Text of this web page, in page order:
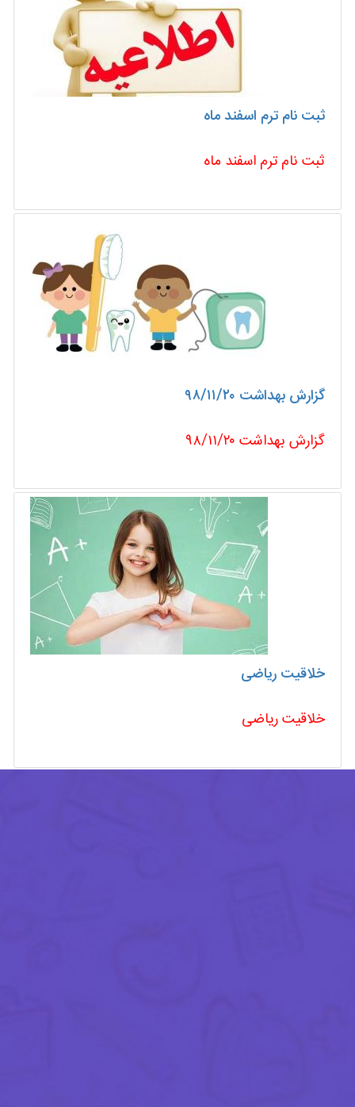
ثبت نام ترم اسفند ماه
ثبت نام ترم اسفند ماه
گزارش بهداشت ۹۸/۱۱/۲۰
گزارش بهداشت ۹۸/۱۱/۲۰
خلاقیت ریاضی
خلاقیت ریاضی